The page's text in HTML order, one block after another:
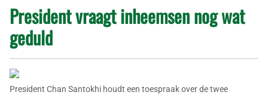
President vraagt inheemsen nog wat
geduld
President Chan Santokhi houdt een toespraak over de twee